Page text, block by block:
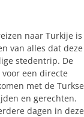
naar Turkije is
van alles dat deze
stedentrip. De
een directe
met de Turkse
en gerechten.
dagen in deze